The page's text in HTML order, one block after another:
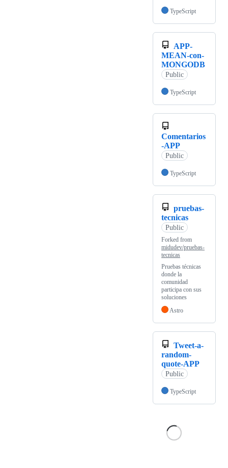
TypeScript
APP-
MEAN-con-
MONGODB
Public
TypeScript
Comentarios
-APP
Public
TypeScript
pruebas-
tecnicas
Public
Forked from
midudev/pruebas-
tecnicas
Pruebas técnicas
donde la
comunidad
participa con sus
soluciones
Astro
Tweet-a-
random-
quote-APP
Public
TypeScript